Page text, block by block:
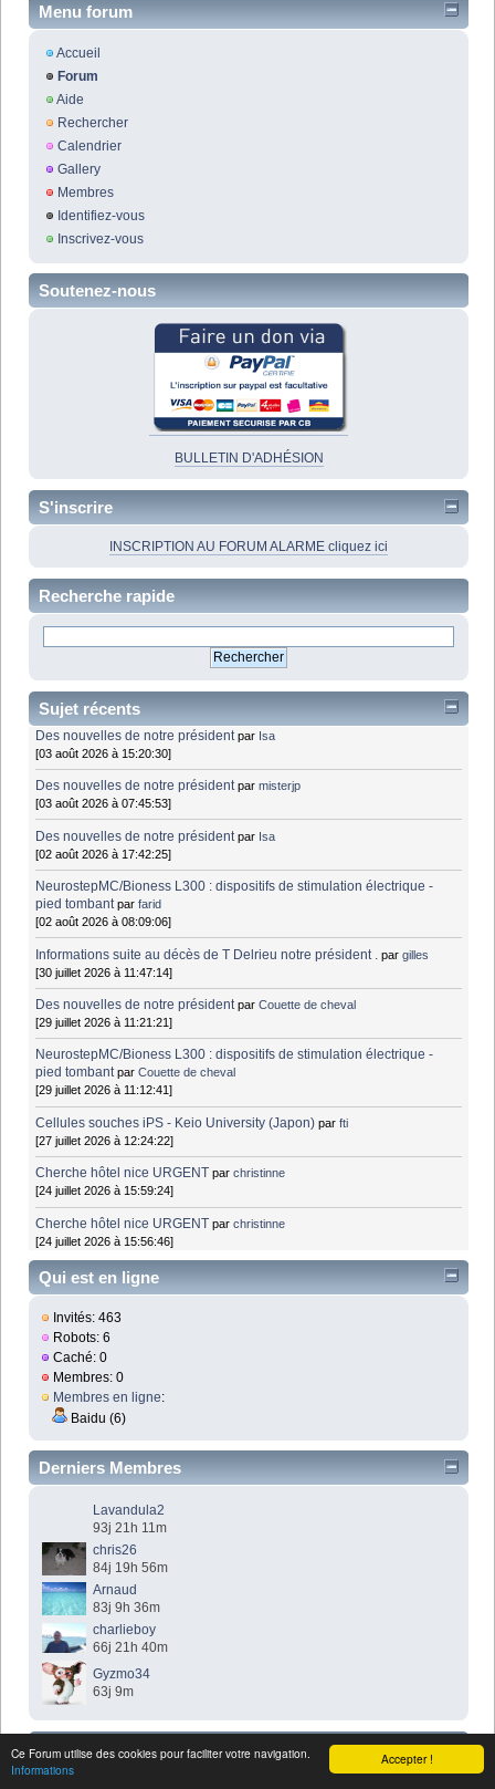
Accepter !
Ce Forum utilise des cookies pour faciliter votre navigation.
Informations
Menu forum
Accueil
Forum
Aide
Rechercher
Calendrier
Gallery
Membres
Identifiez-vous
Inscrivez-vous
Soutenez-nous
BULLETIN D'ADHÉSION
S'inscrire
INSCRIPTION AU FORUM ALARME cliquez ici
Recherche rapide
Sujet récents
Des nouvelles de notre président par Isa
[03 août 2026 à 15:20:30]
Des nouvelles de notre président parmisterjp
[03 août 2026 à 07:45:53]
Des nouvelles de notre président par Isa
[02 août 2026 à 17:42:25]
NeurostepMC/Bioness L300 : dispositifs de stimulation électrique -
pied tombant parfarid
[02 août 2026 à 08:09:06]
Informations suite au décès de T Delrieu notre président . pargilles
[30 juillet 2026 à 11:47:14]
Des nouvelles de notre président parCouette de cheval
[29 juillet 2026 à 11:21:21]
NeurostepMC/Bioness L300 : dispositifs de stimulation électrique -
pied tombant parCouette de cheval
[29 juillet 2026 à 11:12:41]
Cellules souches iPS - Keio University (Japon) parfti
[27 juillet 2026 à 12:24:22]
Cherche hôtel nice URGENT parchristinne
[24 juillet 2026 à 15:59:24]
Cherche hôtel nice URGENT parchristinne
[24 juillet 2026 à 15:56:46]
Qui est en ligne
Invités: 463
Robots: 6
Caché: 0
Membres: 0
Membres en ligne:
Baidu (6)
Derniers Membres
Lavandula2
93j 21h 11m
chris26
84j 19h 56m
Arnaud
83j 9h 36m
charlieboy
66j 21h 40m
Gyzmo34
63j 9m
Top membres